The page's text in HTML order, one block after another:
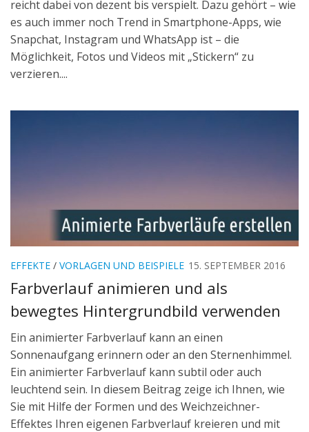
reicht dabei von dezent bis verspielt. Dazu gehört – wie
es auch immer noch Trend in Smartphone-Apps, wie
Snapchat, Instagram und WhatsApp ist – die
Möglichkeit, Fotos und Videos mit „Stickern“ zu
verzieren....
EFFEKTE / VORLAGEN UND BEISPIELE 15. SEPTEMBER 2016
Farbverlauf animieren und als
bewegtes Hintergrundbild verwenden
Ein animierter Farbverlauf kann an einen
Sonnenaufgang erinnern oder an den Sternenhimmel.
Ein animierter Farbverlauf kann subtil oder auch
leuchtend sein. In diesem Beitrag zeige ich Ihnen, wie
Sie mit Hilfe der Formen und des Weichzeichner-
Effektes Ihren eigenen Farbverlauf kreieren und mit